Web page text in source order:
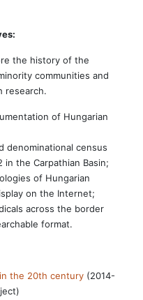
the history of the
communities and
research.
of Hungarian
denominational census
the Carpathian Basin;
of Hungarian
on the Internet;
across the border
format.
the 20th century(2014-